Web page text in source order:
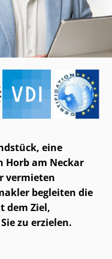
eine
Horb am Neckar
vermieten
begleiten die
dem Ziel,
zu erzielen.